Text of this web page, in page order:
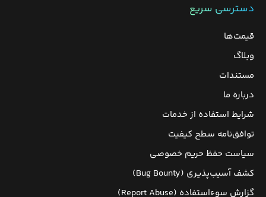
دسترسی سریع
قیمت‌ها
وبلاگ
مستندات
درباره ما
شرایط استفاده از خدمات
توافق‌نامه سطح کیفیت
سیاست حفظ حریم خصوصی
کشف آسیب‌پذیری (Bug Bounty)
گزارش سوءاستفاده (Report Abuse)